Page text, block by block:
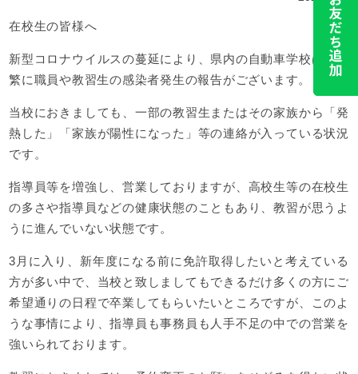
在校生の皆様へ
新型コロナウイルスの蔓延により、県内の自動車学校は、頻
繁に職員や教習生の感染者発生の報告がございます。
当校におきましても、一部の教習生またはその家族から「発
熱した」「家族が陽性になった」等の連絡が入っている状況
です。
指導員等を増強し、営業しておりますが、高校生等の在校生
の多さや指導員などの健康状態のこともあり、教習が思うよ
うに進んでいない状態です。
3月に入り、新年度になる前に免許取得したいと考えている
方が多い中で、当校と致しましてもできるだけ多くの方にご
希望通りの日程で卒業してもらいたいところですが、このよ
うな事情により、指導員も事務員も人手不足の中での営業を
強いられております。